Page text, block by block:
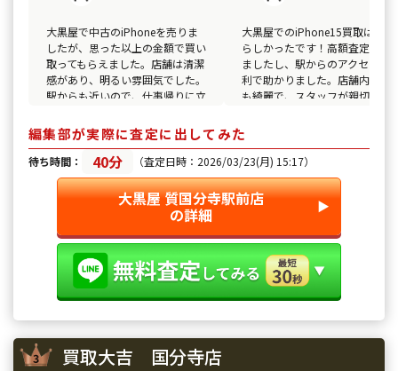
大黒屋で中古のiPhoneを売りま
したが、思った以上の金額で買い
取ってもらえました。店舗は清潔
感があり、明るい雰囲気でした。
駅からも近いので、仕事帰りに立
タッフの方が丁寧に対応してくれ
たので、安心感がありました。
大黒屋でのiPhone15買取は素晴
らしかったです！高額査定に驚
ましたし、駅からのアクセスも
利で助かりました。店舗内はと
も綺麗で、スタッフが親切に対
す。
編集部が実際に査定に出してみた
待ち時間： 40分 （査定日時：2026/03/23(月) 15:17）
大黒屋 質国分寺駅前店
の詳細 ▶︎
買取大吉 国分寺店